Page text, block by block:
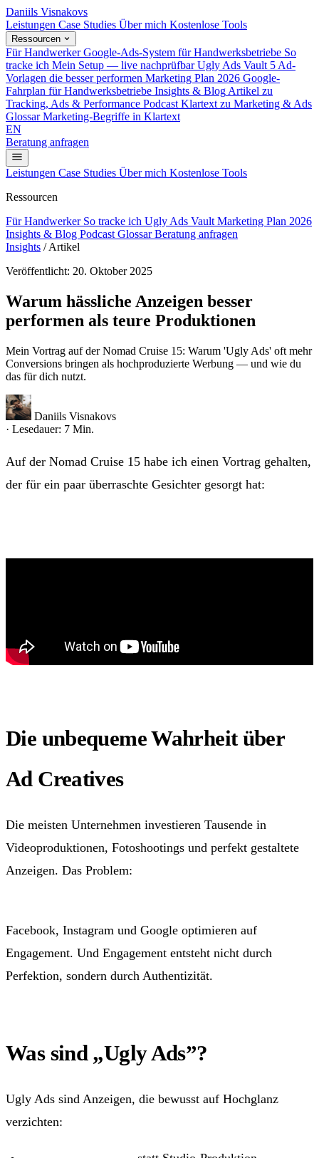
Daniils Visnakovs
Leistungen Case Studies Über mich Kostenlose Tools
Ressourcen
Für Handwerker Google-Ads-System für Handwerksbetriebe So
tracke ich Mein Setup — live nachprüfbar Ugly Ads Vault 5 Ad-
Vorlagen die besser performen Marketing Plan 2026 Google-
Fahrplan für Handwerksbetriebe Insights & Blog Artikel zu
Tracking, Ads & Performance Podcast Klartext zu Marketing & Ads
Glossar Marketing-Begriffe in Klartext
EN
Beratung anfragen
Leistungen Case Studies Über mich Kostenlose Tools
Ressourcen
Für Handwerker So tracke ich Ugly Ads Vault Marketing Plan 2026
Insights & Blog Podcast GlossarBeratung anfragen
Insights / Artikel
Veröffentlicht: 20. Oktober 2025
Warum hässliche Anzeigen besser
performen als teure Produktionen
Mein Vortrag auf der Nomad Cruise 15: Warum 'Ugly Ads' oft mehr
Conversions bringen als hochproduzierte Werbung — und wie du
das für dich nutzt.
Daniils Visnakovs
· Lesedauer: 7 Min.
Auf der Nomad Cruise 15 habe ich einen Vortrag gehalten,
der für ein paar überraschte Gesichter gesorgt hat:
Die unbequeme Wahrheit über
Ad Creatives
Die meisten Unternehmen investieren Tausende in
Videoproduktionen, Fotoshootings und perfekt gestaltete
Anzeigen. Das Problem:
Facebook, Instagram und Google optimieren auf
Engagement. Und Engagement entsteht nicht durch
Perfektion, sondern durch Authentizität.
Was sind „Ugly Ads”?
Ugly Ads sind Anzeigen, die bewusst auf Hochglanz
verzichten: